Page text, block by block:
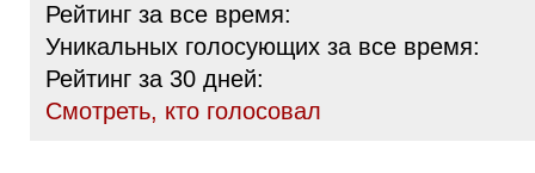
Рейтинг за все время:
Уникальных голосующих за все время:
Рейтинг за 30 дней:
Cмотреть, кто голосовал